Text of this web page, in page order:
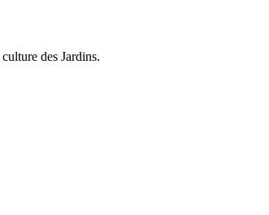
des Jardins.